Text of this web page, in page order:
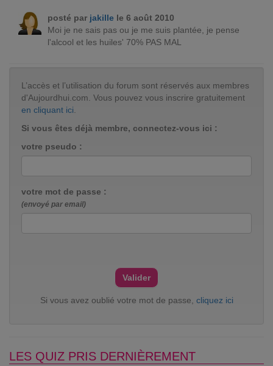
posté par jakillele 6 août 2010
Moi je ne sais pas ou je me suis plantée, je pense
l'alcool et les huiles' 70% PAS MAL
L’accès et l’utilisation du forum sont réservés aux membres
d'Aujourdhui.com. Vous pouvez vous inscrire gratuitement
en cliquant ici
Si vous êtes déjà membre, connectez-vous ici :
votre pseudo :
votre mot de passe :
(envoyé par email)
Si vous avez oublié votre mot de passe, cliquez ici
LES QUIZ PRIS DERNIÈREMENT